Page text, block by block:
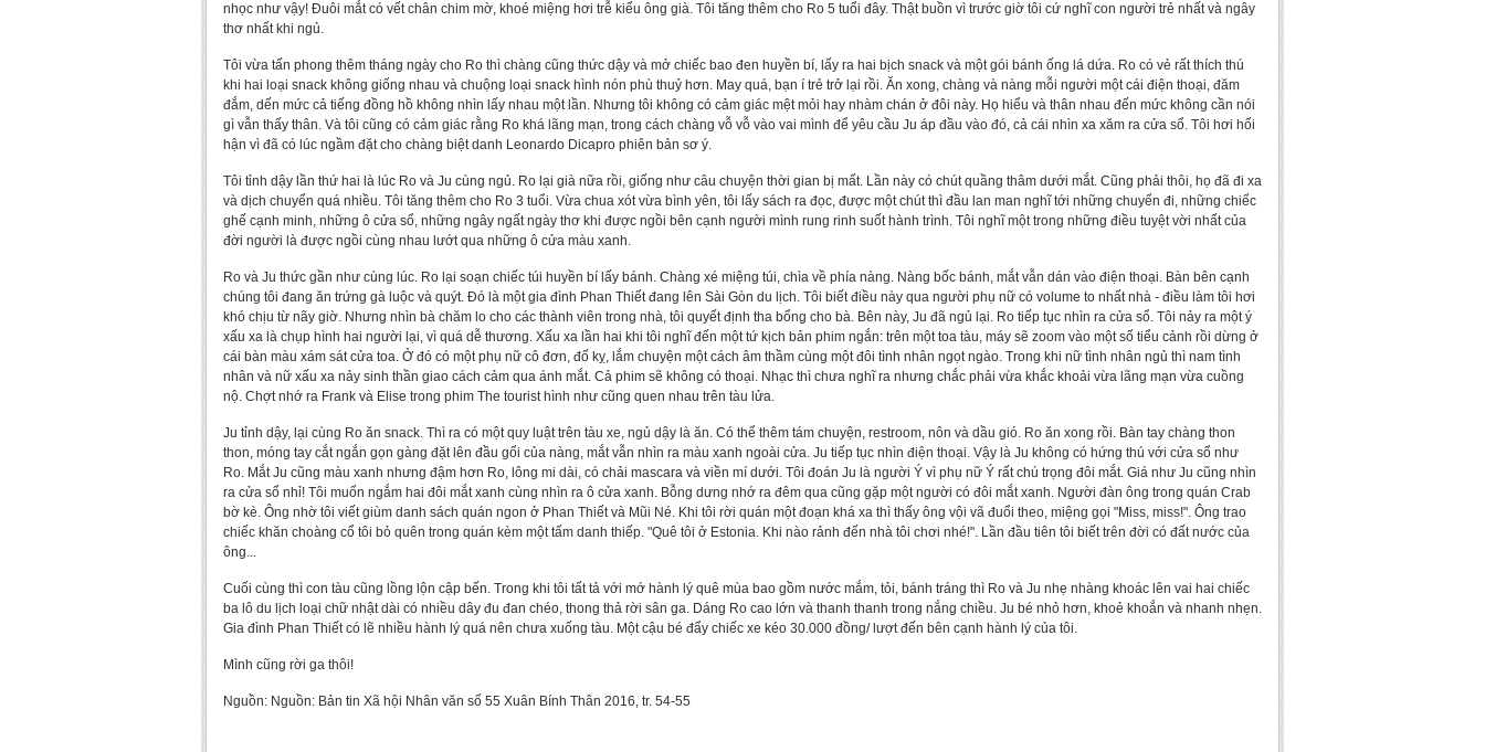
nhọc như vậy! Đuôi mắt có vết chân chim mờ, khoé miệng hơi trễ kiểu ông già. Tôi tăng thêm cho Ro 5 tuổi đây. Thật buồn vì trước giờ tôi cứ nghĩ con người trẻ nhất và ngây
thơ nhất khi ngủ.
Tôi vừa tấn phong thêm tháng ngày cho Ro thì chàng cũng thức dậy và mở chiếc bao đen huyền bí, lấy ra hai bịch snack và một gói bánh ống lá dứa. Ro có vẻ rất thích thú
khi hai loại snack không giống nhau và chuộng loại snack hình nón phù thuỷ hơn. May quá, bạn í trẻ trở lại rồi. Ăn xong, chàng và nàng mỗi người một cái điện thoại, đăm
đắm, dến mức cả tiếng đồng hồ không nhìn lấy nhau một lần. Nhưng tôi không có cảm giác mệt mỏi hay nhàm chán ở đôi này. Họ hiểu và thân nhau đến mức không cần nói
gì vẫn thấy thân. Và tôi cũng có cảm giác rằng Ro khá lãng mạn, trong cách chàng vỗ vỗ vào vai mình để yêu cầu Ju áp đầu vào đó, cả cái nhìn xa xăm ra cửa sổ. Tôi hơi hối
hận vì đã có lúc ngầm đặt cho chàng biệt danh Leonardo Dicapro phiên bản sơ ý.
Tôi tỉnh dậy lần thứ hai là lúc Ro và Ju cùng ngủ. Ro lại già nữa rồi, giống như câu chuyện thời gian bị mất. Lần này có chút quầng thâm dưới mắt. Cũng phải thôi, họ đã đi xa
và dịch chuyển quá nhiều. Tôi tăng thêm cho Ro 3 tuổi. Vừa chua xót vừa bình yên, tôi lấy sách ra đọc, được một chút thì đầu lan man nghĩ tới những chuyến đi, những chiếc
ghế cạnh minh, những ô cửa sổ, những ngây ngất ngày thơ khi được ngồi bên cạnh người mình rung rinh suốt hành trình. Tôi nghĩ một trong những điều tuyệt vời nhất của
đời người là được ngồi cùng nhau lướt qua những ô cửa màu xanh.
Ro và Ju thức gần như cùng lúc. Ro lại soạn chiếc túi huyền bí lấy bánh. Chàng xé miệng túi, chìa về phía nàng. Nàng bốc bánh, mắt vẫn dán vào điện thoại. Bàn bên cạnh
chúng tôi đang ăn trứng gà luộc và quýt. Đó là một gia đình Phan Thiết đang lên Sài Gòn du lịch. Tôi biết điều này qua người phụ nữ có volume to nhất nhà - điều làm tôi hơi
khó chịu từ nãy giờ. Nhưng nhìn bà chăm lo cho các thành viên trong nhà, tôi quyết định tha bổng cho bà. Bên này, Ju đã ngủ lại. Ro tiếp tục nhìn ra cửa sổ. Tôi nảy ra một ý
xấu xa là chụp hình hai người lại, vì quá dễ thương. Xấu xa lần hai khi tôi nghĩ đến một tứ kịch bản phim ngắn: trên một toa tàu, máy sẽ zoom vào một số tiểu cảnh rồi dừng ở
cái bàn màu xám sát cửa toa. Ở đó có một phụ nữ cô đơn, đố kỵ, lắm chuyện một cách âm thầm cùng một đôi tình nhân ngọt ngào. Trong khi nữ tình nhân ngủ thì nam tình
nhân và nữ xấu xa nảy sinh thần giao cách cảm qua ánh mắt. Cả phim sẽ không có thoại. Nhạc thì chưa nghĩ ra nhưng chắc phải vừa khắc khoải vừa lãng mạn vừa cuồng
nộ. Chợt nhớ ra Frank và Elise trong phim The tourist hình như cũng quen nhau trên tàu lửa.
Ju tỉnh dậy, lại cùng Ro ăn snack. Thì ra có một quy luật trên tàu xe, ngủ dậy là ăn. Có thể thêm tám chuyện, restroom, nôn và dầu gió. Ro ăn xong rồi. Bàn tay chàng thon
thon, móng tay cắt ngắn gọn gàng đặt lên đầu gối của nàng, mắt vẫn nhìn ra màu xanh ngoài cửa. Ju tiếp tục nhìn điện thoại. Vậy là Ju không có hứng thú với cửa sổ như
Ro. Mắt Ju cũng màu xanh nhưng đậm hơn Ro, lông mi dài, có chải mascara và viền mí dưới. Tôi đoán Ju là người Ý vì phụ nữ Ý rất chú trọng đôi mắt. Giá như Ju cũng nhìn
ra cửa sổ nhỉ! Tôi muốn ngắm hai đôi mắt xanh cùng nhìn ra ô cửa xanh. Bỗng dưng nhớ ra đêm qua cũng gặp một người có đôi mắt xanh. Người đàn ông trong quán Crab
bờ kè. Ông nhờ tôi viết giùm danh sách quán ngon ở Phan Thiết và Mũi Né. Khi tôi rời quán một đoạn khá xa thì thấy ông vội vã đuổi theo, miệng gọi "Miss, miss!". Ông trao
chiếc khăn choàng cổ tôi bỏ quên trong quán kèm một tấm danh thiếp. "Quê tôi ở Estonia. Khi nào rảnh đến nhà tôi chơi nhé!". Lần đầu tiên tôi biết trên đời có đất nước của
ông...
Cuối cùng thì con tàu cũng lồng lộn cập bến. Trong khi tôi tất tả với mớ hành lý quê mùa bao gồm nước mắm, tỏi, bánh tráng thì Ro và Ju nhẹ nhàng khoác lên vai hai chiếc
ba lô du lịch loại chữ nhật dài có nhiều dây đu đan chéo, thong thả rời sân ga. Dáng Ro cao lớn và thanh thanh trong nắng chiều. Ju bé nhỏ hơn, khoẻ khoắn và nhanh nhẹn.
Gia đình Phan Thiết có lẽ nhiều hành lý quá nên chưa xuống tàu. Một cậu bé đẩy chiếc xe kéo 30.000 đồng/ lượt đến bên cạnh hành lý của tôi.
Mình cũng rời ga thôi!
Nguồn: Nguồn: Bản tin Xã hội Nhân văn số 55 Xuân Bính Thân 2016, tr. 54-55